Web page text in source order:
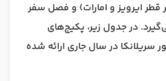
قطر ایرویز و امارات) و فصل سفر
در جدول زیر، پکیج‌های
سریلانکا در سال جاری ارائه شده